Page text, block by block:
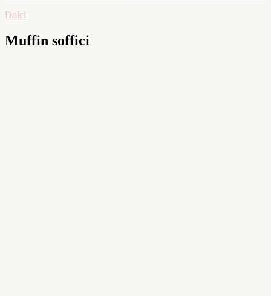
Dolci
Muffin soffici